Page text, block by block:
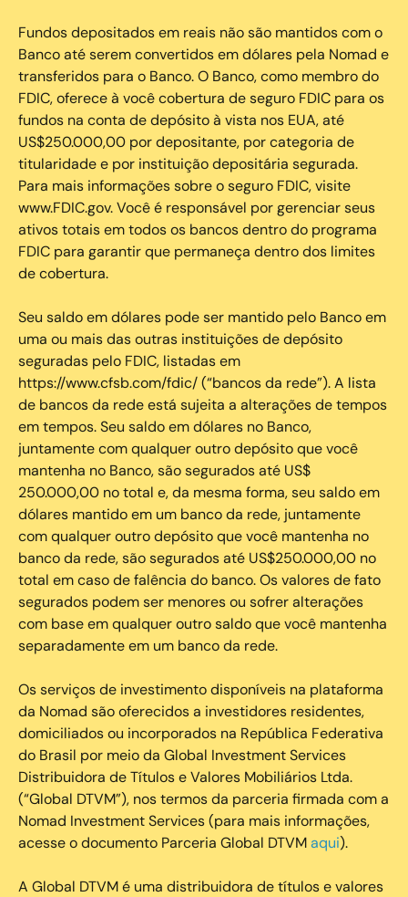
Fundos depositados em reais não são mantidos com o
Banco até serem convertidos em dólares pela Nomad e
transferidos para o Banco. O Banco, como membro do
FDIC, oferece à você cobertura de seguro FDIC para os
fundos na conta de depósito à vista nos EUA, até
US$250.000,00 por depositante, por categoria de
titularidade e por instituição depositária segurada.
Para mais informações sobre o seguro FDIC, visite
www.FDIC.gov. Você é responsável por gerenciar seus
ativos totais em todos os bancos dentro do programa
FDIC para garantir que permaneça dentro dos limites
de cobertura.
Seu saldo em dólares pode ser mantido pelo Banco em
uma ou mais das outras instituições de depósito
seguradas pelo FDIC, listadas em
https://www.cfsb.com/fdic/ (“bancos da rede”). A lista
de bancos da rede está sujeita a alterações de tempos
em tempos. Seu saldo em dólares no Banco,
juntamente com qualquer outro depósito que você
mantenha no Banco, são segurados até US$
250.000,00 no total e, da mesma forma, seu saldo em
dólares mantido em um banco da rede, juntamente
com qualquer outro depósito que você mantenha no
banco da rede, são segurados até US$250.000,00 no
total em caso de falência do banco. Os valores de fato
segurados podem ser menores ou sofrer alterações
com base em qualquer outro saldo que você mantenha
separadamente em um banco da rede.
Os serviços de investimento disponíveis na plataforma
da Nomad são oferecidos a investidores residentes,
domiciliados ou incorporados na República Federativa
do Brasil por meio da Global Investment Services
Distribuidora de Títulos e Valores Mobiliários Ltda.
(“Global DTVM”), nos termos da parceria firmada com a
Nomad Investment Services (para mais informações,
acesse o documento Parceria Global DTVMaqui).
A Global DTVM é uma distribuidora de títulos e valores